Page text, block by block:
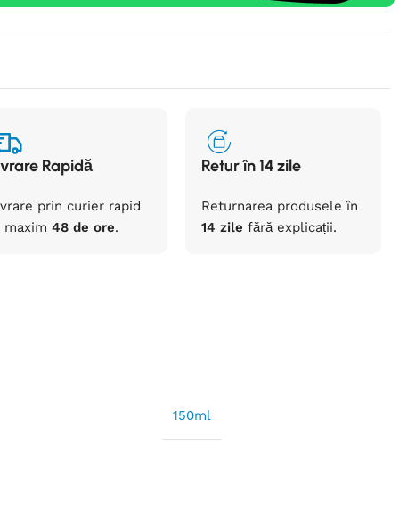
Rapidă
prin curier rapid
maxim 48 de ore.
Retur în 14 zile
Returnarea produseleîn
14 zile fără explicații.
150ml